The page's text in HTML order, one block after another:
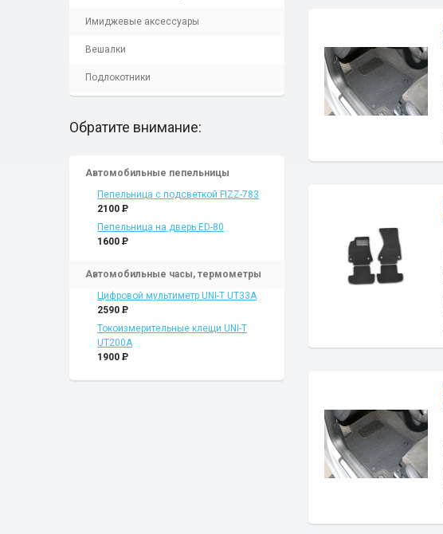
Имиджевые аксессуары
Вешалки
Подлокотники
Обратите внимание:
Автомобильные пепельницы
Пепельница с подсветкой FIZZ-783
2100 P
Пепельница на дверь ED-80
1600 P
Автомобильные часы, термометры
Цифровой мультиметр UNI-T UT33A
2590 P
Токоизмерительные клещи UNI-T
UT200A
1900 P